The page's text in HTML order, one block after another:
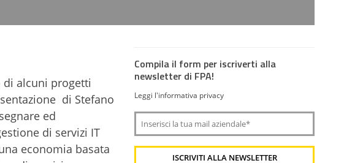
di alcuni progetti
di Stefano
ed
di servizi IT
economia basata
Compila il form per iscriverti alla
newsletter di FPA!
Leggi l'informativa privacy